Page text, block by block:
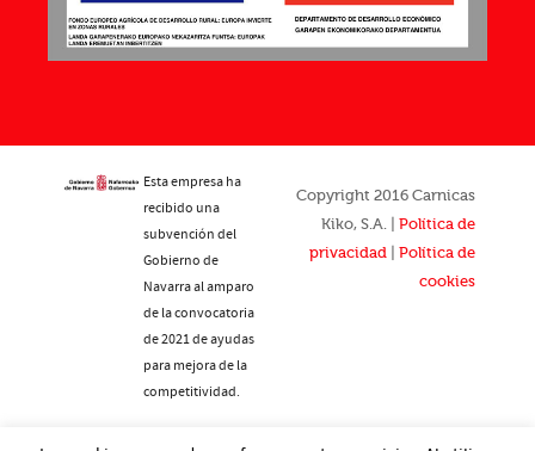
Esta empresa ha
recibido una
subvención del
Gobierno de
Navarra al amparo
de la convocatoria
de 2021 de ayudas
para mejora de la
competitividad.
Copyright 2016 Carnicas
Kiko, S.A. | Política de
privacidad
Política de
cookies